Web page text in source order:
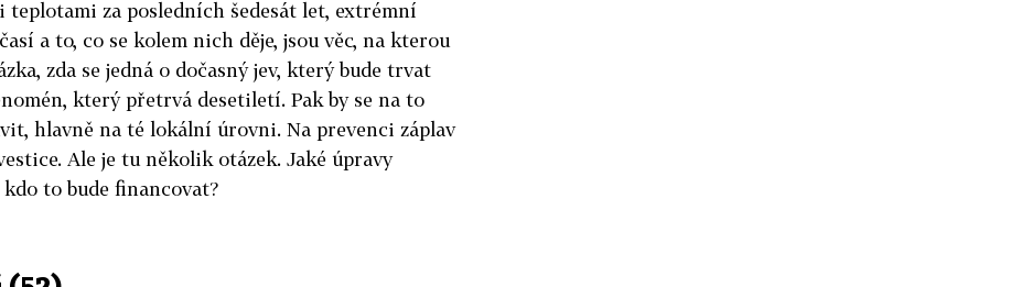
za posledních šedesát let, extrémní
a to, co se kolem nich děje, jsou věc, na kterou
zda se jedná o dočasný jev, který bude trvat
který přetrvá desetiletí. Pak by se na to
hlavně na té lokální úrovni. Na prevenci záplav
Ale je tu několik otázek. Jaké úpravy
to bude financovat?